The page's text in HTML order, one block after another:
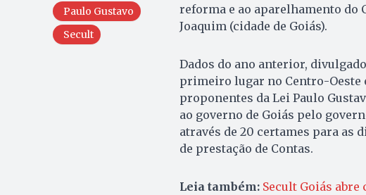
Paulo Gustavo
Secult
reforma e ao aparelhamento do
Joaquim (cidade de Goiás).
Dados do ano anterior,
primeiro lugar no Centro-Oeste
proponentes da Lei Paulo
ao governo de Goiás pelo
através de 20 certames para as
de prestação de Contas.
Leia também: Secult Goiás